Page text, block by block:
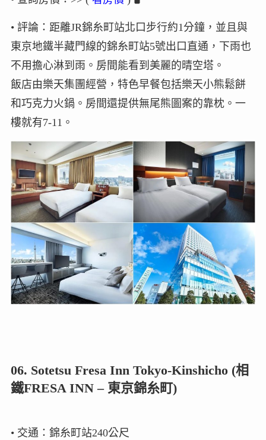
• 評論：距離JR錦糸町站北口步行約1分鐘，並且與
東京地鐵半藏門線的錦糸町站5號出口直通，下雨也
不用擔心淋到雨。房間能看到美麗的晴空塔。
飯店由樂天集團經營，特色早餐包括樂天小熊鬆餅
和巧克力火鍋。房間還提供無尾熊圖案的靠枕。一
樓就有7-11。
06. Sotetsu Fresa Inn Tokyo-Kinshicho (相
鐵FRESA INN – 東京錦糸町)
• 交通：錦糸町站240公尺